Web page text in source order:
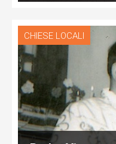
CHIESE LOCALI